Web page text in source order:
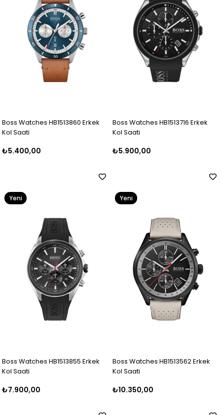
Boss Watches HB1513860 Erkek
Kol Saati
₺5.400,00
Boss Watches HB1513716 Erkek
Kol Saati
₺5.900,00
Boss Watches HB1513855 Erkek
Kol Saati
₺7.900,00
Yeni
Boss Watches HB1513562 Erkek
Kol Saati
₺10.350,00
Yeni